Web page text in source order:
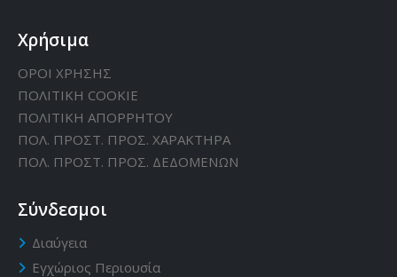
Χρήσιμα
ΟΡΟΙ ΧΡΗΣΗΣ
ΠΟΛΙΤΙΚΗ CΟΟΚΙΕ
ΠΟΛΙΤΙΚΗ ΑΠΟΡΡΗΤΟΥ
ΠΟΛ. ΠΡΟΣΤ. ΠΡΟΣ. ΧΑΡΑΚΤΗΡΑ
ΠΟΛ. ΠΡΟΣΤ. ΠΡΟΣ. ΔΕΔΟΜΕΝΩΝ
Σύνδεσμοι
Διαύγεια
Εγχώριος Περιουσία